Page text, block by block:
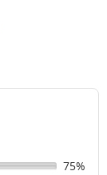
75%